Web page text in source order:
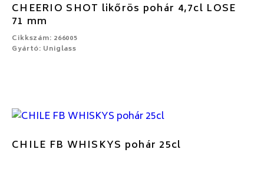
CHEERIO SHOT likőrös pohár 4,7cl LOSE
71 mm
Cikkszám: 266005
Gyártó: Uniglass
CHILE FB WHISKYS pohár 25cl